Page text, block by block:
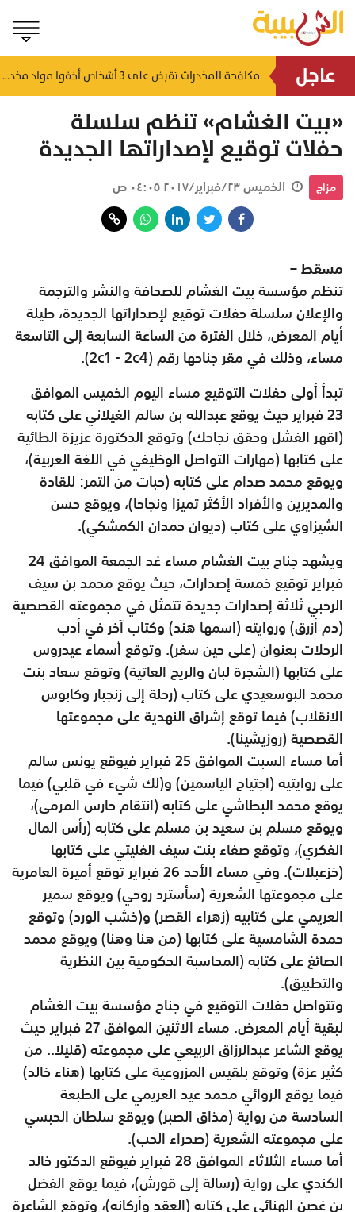
عاجل
منذ ١٥ ساعة مكافحة المخدرات تقبض على 3 أشخاص أخفوا مواد مخدرة بإذابتها
«بيت الغشام» تنظم سلسلة
حفلات توقيع لإصداراتها الجديدة
مزاج الخميس ٢٣/فبراير/٢٠١٧ ٠٤:٠٥ ص
مسقط –
تنظم مؤسسة بيت الغشام للصحافة والنشر والترجمة
والإعلان سلسلة حفلات توقيع لإصداراتها الجديدة، طيلة
أيام المعرض، خلال الفترة من الساعة السابعة إلى التاسعة
مساء، وذلك في مقر جناحها رقم (2c1 - 2c4).
تبدأ أولى حفلات التوقيع مساء اليوم الخميس الموافق
23 فبراير حيث يوقع عبدالله بن سالم الغيلاني على كتابه
(اقهر الفشل وحقق نجاحك) وتوقع الدكتورة عزيزة الطائية
على كتابها (مهارات التواصل الوظيفي في اللغة العربية)،
ويوقع محمد صدام على كتابه (حبات من التمر: للقادة
والمديرين والأفراد الأكثر تميزا ونجاحا)، ويوقع حسن
الشيزاوي على كتاب (ديوان حمدان الكمشكي).
ويشهد جناح بيت الغشام مساء غد الجمعة الموافق 24
فبراير توقيع خمسة إصدارات، حيث يوقع محمد بن سيف
الرحبي ثلاثة إصدارات جديدة تتمثل في مجموعته القصصية
(دم أزرق) وروايته (اسمها هند) وكتاب آخر في أدب
الرحلات بعنوان (على حين سفر). وتوقع أسماء عيدروس
على كتابها (الشجرة لبان والريح العاتية) وتوقع سعاد بنت
محمد البوسعيدي على كتاب (رحلة إلى زنجبار وكابوس
الانقلاب) فيما توقع إشراق النهدية على مجموعتها
القصصية (روزيشينا).
أما مساء السبت الموافق 25 فبراير فيوقع يونس سالم
على روايتيه (اجتياح الياسمين) و(لك شيء في قلبي) فيما
يوقع محمد البطاشي على كتابه (انتقام حارس المرمى)،
ويوقع مسلم بن سعيد بن مسلم على كتابه (رأس المال
الفكري)، وتوقع صفاء بنت سيف الفليتي على كتابها
(خزعبلات). وفي مساء الأحد 26 فبراير توقع أميرة العامرية
على مجموعتها الشعرية (سأسترد روحي) ويوقع سمير
العريمي على كتابيه (زهراء القصر) و(خشب الورد) وتوقع
حمدة الشامسية على كتابها (من هنا وهنا) ويوقع محمد
الصائغ على كتابه (المحاسبة الحكومية بين النظرية
والتطبيق).
وتتواصل حفلات التوقيع في جناح مؤسسة بيت الغشام
لبقية أيام المعرض. مساء الاثنين الموافق 27 فبراير حيث
يوقع الشاعر عبدالرزاق الربيعي على مجموعته (قليلا.. من
كثير عزة) وتوقع بلقيس المزروعية على كتابها (هناء خالد)
فيما يوقع الروائي محمد عيد العريمي على الطبعة
السادسة من رواية (مذاق الصبر) ويوقع سلطان الحبسي
على مجموعته الشعرية (صحراء الحب).
أما مساء الثلاثاء الموافق 28 فبراير فيوقع الدكتور خالد
الكندي على رواية (رسالة إلى قورش)، فيما يوقع الفضل
بن غصن الهنائي على كتابه (العقد وأركانه)، وتوقع الشاعرة